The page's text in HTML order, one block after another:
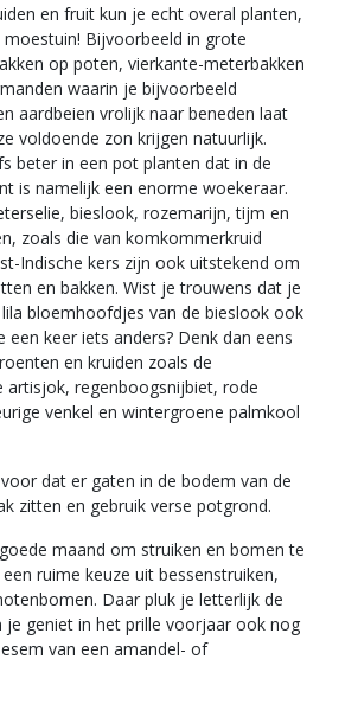
en fruit kun je echt overal planten,
moestuin! Bijvoorbeeld in grote
op poten, vierkante-meterbakken
waarin je bijvoorbeeld
aardbeien vrolijk naar beneden laat
voldoende zon krijgen natuurlijk.
beter in een pot planten dat in de
is namelijk een enorme woekeraar.
bieslook, rozemarijn, tijm en
zoals die van komkommerkruid
Indische kers zijn ook uitstekend om
en bakken. Wist je trouwens dat je
bloemhoofdjes van de bieslook ook
een keer iets anders? Denk dan eens
en kruiden zoals de
artisjok, regenboogsnijbiet, rode
venkel en wintergroene palmkool
dat er gaten in de bodem van de
zitten en gebruik verse potgrond.
maand om struiken en bomen te
ruime keuze uit bessenstruiken,
Daar pluk je letterlijk de
je geniet in het prille voorjaar ook nog
van een amandel- of